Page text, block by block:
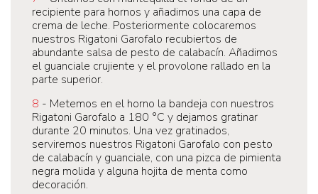
recipiente para hornos y añadimos una capa de
crema de leche. Posteriormente colocaremos
nuestros Rigatoni Garofalo recubiertos de
abundante salsa de pesto de calabacín. Añadimos
el guanciale crujiente y el provolone rallado en la
parte superior.
8 - Metemos en el horno la bandeja con nuestros
Rigatoni Garofalo a 180 °C y dejamos gratinar
durante 20 minutos. Una vez gratinados,
serviremos nuestros Rigatoni Garofalo con pesto
de calabacín y guanciale, con una pizca de pimienta
negra molida y alguna hojita de menta como
decoración.